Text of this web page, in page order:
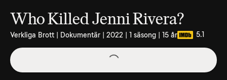
Who Killed Jenni Rivera?
Verkliga Brott | Dokumentär | 2022 | 1 säsong | 15 år 5.1